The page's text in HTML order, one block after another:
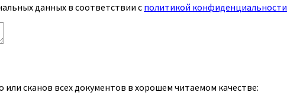
данных в соответствии с политикой конфиденциальности
или сканов всех документов в хорошем читаемом качестве: